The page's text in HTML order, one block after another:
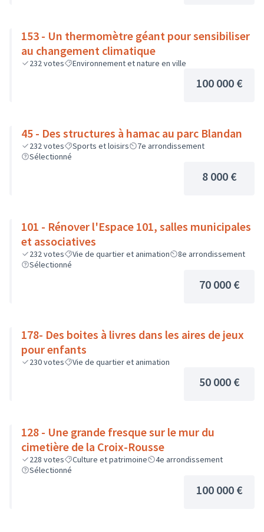
153 - Un thermomètre géant pour sensibiliser
au changement climatique
232votes Environnement et nature en ville
100 000 €
45 - Des structures à hamac au parc Blandan
232votes Sports et loisirs
7e arrondissement
Sélectionné
8 000 €
101 - Rénover l'Espace 101, salles municipales
et associatives
232votes Vie de quartier et animation
8e arrondissement
Sélectionné
70 000 €
178- Des boites à livres dans les aires de jeux
pour enfants
230votes Vie de quartier et animation
50 000 €
128 - Une grande fresque sur le mur du
cimetière de la Croix-Rousse
228 votes Culture et patrimoine
4e arrondissement
Sélectionné
100 000 €